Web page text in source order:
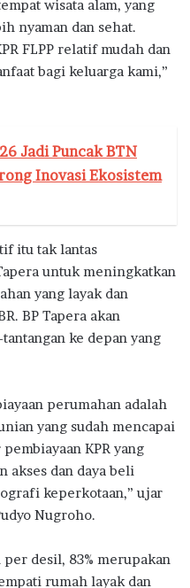
wisata alam, yang
nyaman dan sehat.
FLPP relatif mudah dan
bagi keluarga kami,”
Jadi Puncak BTN
Inovasi Ekosistem
itu tak lantas
untuk meningkatkan
yang layak dan
BP Tapera akan
ke depan yang
perumahan adalah
yang sudah mencapai
KPR yang
akses dan daya beli
keperkotaan,” ujar
Nugroho.
desil, 83% merupakan
rumah layak dan